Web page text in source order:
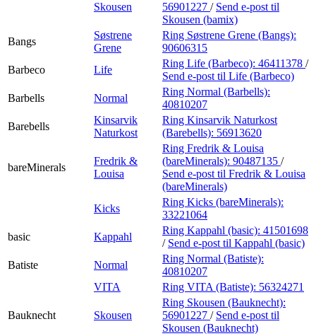
Skousen 56901227 / Send e-post til
Skousen (bamix)
Bangs
Søstrene
Grene
Ring Søstrene Grene (Bangs):
90606315
Barbeco
Life
Ring Life (Barbeco): 46411378 /
Send e-post til Life (Barbeco)
Barbells
Normal
Ring Normal (Barbells):
40810207
Barebells
Kinsarvik
Naturkost
Ring Kinsarvik Naturkost
(Barebells): 56913620
bareMinerals
Fredrik &
Louisa
Ring Fredrik & Louisa
(bareMinerals): 90487135 /
Send e-post til Fredrik & Louisa
(bareMinerals)
Kicks
Ring Kicks (bareMinerals):
33221064
basic
Kappahl
Ring Kappahl (basic): 41501698
/ Send e-post til Kappahl (basic)
Batiste
Normal
Ring Normal (Batiste):
40810207
VITA
Ring VITA (Batiste): 56324271
Bauknecht Skousen
Ring Skousen (Bauknecht):
56901227 / Send e-post til
Skousen (Bauknecht)